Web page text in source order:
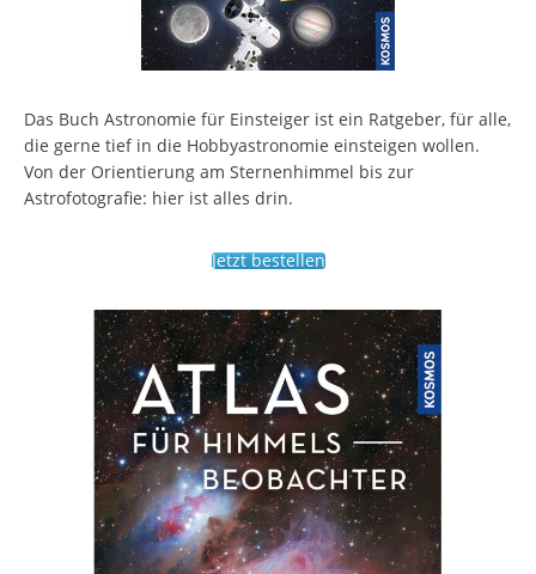
Das Buch Astronomie für Einsteiger ist ein Ratgeber, für alle,
die gerne tief in die Hobbyastronomie einsteigen wollen.
Von der Orientierung am Sternenhimmel bis zur
Astrofotografie: hier ist alles drin.
Jetzt bestellen